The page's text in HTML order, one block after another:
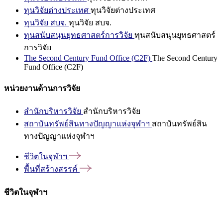
ทุนวิจัยต่างประเทศ ทุนวิจัยต่างประเทศ
ทุนวิจัย สบจ. ทุนวิจัย สบจ.
ทุนสนับสนุนยุทธศาสตร์การวิจัย ทุนสนับสนุนยุทธศาสตร์
การวิจัย
The Second Century Fund Office (C2F) The Second Century
Fund Office (C2F)
หน่วยงานด้านการวิจัย
สำนักบริหารวิจัย สำนักบริหารวิจัย
สถาบันทรัพย์สินทางปัญญาแห่งจุฬาฯ สถาบันทรัพย์สิน
ทางปัญญาแห่งจุฬาฯ
ชีวิตในจุฬาฯ
พื้นที่สร้างสรรค์
ชีวิตในจุฬาฯ